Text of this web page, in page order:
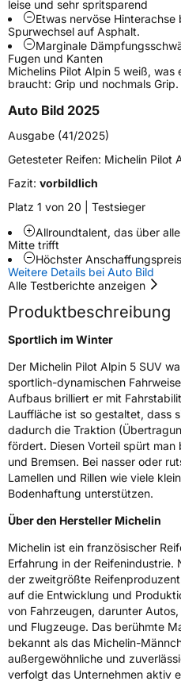
ZustandNeureifen
M+SJa
EU Label
EffizienzB
Nasshaftung B
Rollgeräusch (Klasse)B
Rollgeräusch (dB) 70
3PMSF / Schneeflockensymbol
EPREL ID 564862
Allgemeine
Herstellerkontakt
Carmes-
Ferrand
leise und sehr spritsparend
Etwas nervöse
Spurwechsel auf Asphalt.
Marginale
Fugen und Kanten
Michelins Pilot Alpin 5 weiß, was
braucht: Grip und nochmals Grip.
Auto Bild 2025
Ausgabe (41/2025)
Getesteter Reifen: Michelin Pilot
Fazit: vorbildlich
Platz 1 von 20 | Testsieger
Allroundtalent, das über
Mitte trifft
Höchster Anschaffungspreis
Weitere Details bei Auto Bild
Alle Testberichte anzeigen
Produktbeschreibung
Sportlich im Winter
Der Michelin Pilot Alpin 5 SUV
sportlich-dynamischen
Aufbaus brilliert er mit
Lauffläche ist so gestaltet, dass
dadurch die Traktion
fördert. Diesen Vorteil spürt man
und Bremsen. Bei nasser oder
Lamellen und Rillen wie viele
Bodenhaftung unterstützen.
Über den Hersteller Michelin
Michelin ist ein französischer
Erfahrung in der
der zweitgrößte
auf die Entwicklung und
von Fahrzeugen, darunter
und Flugzeuge. Das berühmte
bekannt als das Michelin-
außergewöhnliche und
verfolgt das Unternehmen aktiv